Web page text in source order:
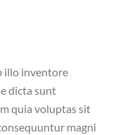
illo inventore
dicta sunt
quia voluptas sit
magni